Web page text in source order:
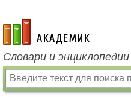
academic.ru
Словари и